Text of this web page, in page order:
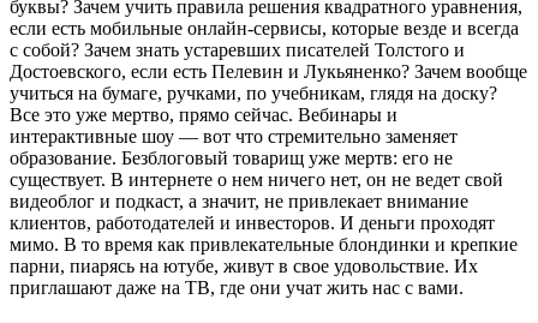
буквы? Зачем учить правила решения квадратного уравнения,
если есть мобильные онлайн-сервисы, которые везде и всегда
с собой? Зачем знать устаревших писателей Толстого и
Достоевского, если есть Пелевин и Лукьяненко? Зачем вообще
учиться на бумаге, ручками, по учебникам, глядя на доску?
Все это уже мертво, прямо сейчас. Вебинары и
интерактивные шоу — вот что стремительно заменяет
образование. Безблоговый товарищ уже мертв: его не
существует. В интернете о нем ничего нет, он не ведет свой
видеоблог и подкаст, а значит, не привлекает внимание
клиентов, работодателей и инвесторов. И деньги проходят
мимо. В то время как привлекательные блондинки и крепкие
парни, пиарясь на ютубе, живут в свое удовольствие. Их
приглашают даже на ТВ, где они учат жить нас с вами.